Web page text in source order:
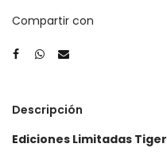
Compartir con
Descripción
Ediciones Limitadas Tiger